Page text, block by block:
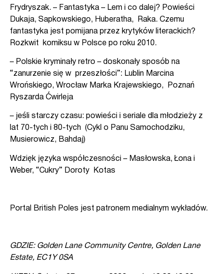
Frydryszak. – Fantastyka – Lem i co dalej? Powieści
Dukaja, Sapkowskiego, Huberatha, Raka. Czemu
fantastyka jest pomijana przez krytyków literackich?
Rozkwit komiksu w Polsce po roku 2010.
– Polskie kryminały retro – doskonały sposób na
“zanurzenie się w przeszłości”: Lublin Marcina
Wrońskiego, Wrocław Marka Krajewskiego, Poznań
Ryszarda Ćwirleja
– jeśli starczy czasu: powieści i seriale dla młodzieży z
lat 70-tych i 80-tych (Cykl o Panu Samochodziku,
Musierowicz, Bahdaj)
Wdzięk języka współczesności – Masłowska, Łona i
Weber, “Cukry” Doroty Kotas
Portal British Poles jest patronem medialnym wykładów.
GDZIE: Golden Lane Community Centre, Golden Lane
Estate, EC1Y 0SA